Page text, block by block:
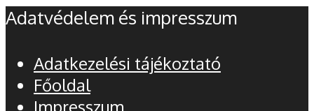
Adatvédelem és impresszum
Adatkezelési tájékoztató
Főoldal
Impresszum